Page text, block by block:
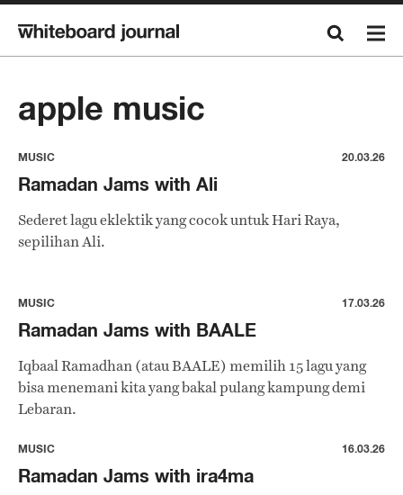
apple music
MUSIC 20.03.26
Ramadan Jams with Ali
Sederet lagu eklektik yang cocok untuk Hari Raya,
sepilihan Ali.
MUSIC 17.03.26
Ramadan Jams with BAALE
Iqbaal Ramadhan (atau BAALE) memilih 15 lagu yang
bisa menemani kita yang bakal pulang kampung demi
Lebaran.
MUSIC 16.03.26
Ramadan Jams with ira4ma